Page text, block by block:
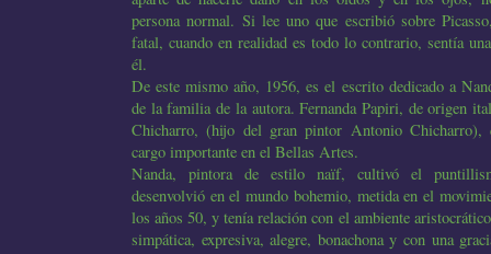
persona normal. Si lee uno que escribió sobre
fatal, cuando en realidad es todo lo contrario, sentía
él.
De este mismo año, 1956, es el escrito dedicado a
de la familia de la autora. Fernanda Papiri, de origen
Chicharro, (hijo del gran pintor Antonio Chicharro),
cargo importante en el Bellas Artes.
Nanda, pintora de estilo naïf, cultivó el
desenvolvió en el mundo bohemio, metida en el
los años 50, y tenía relación con el ambiente
simpática, expresiva, alegre, bonachona y con una